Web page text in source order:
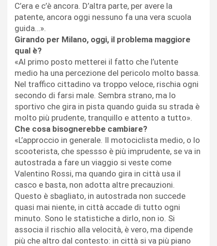
C’era e c’è ancora. D’altra parte, per avere la
patente, ancora oggi nessuno fa una vera scuola
guida…».
Girando per Milano, oggi, il problema maggiore
qual è?
«Al primo posto metterei il fatto che l’utente
medio ha una percezione del pericolo molto bassa.
Nel traffico cittadino va troppo veloce, rischia ogni
secondo di farsi male. Sembra strano, ma lo
sportivo che gira in pista quando guida su strada è
molto più prudente, tranquillo e attento a tutto».
Che cosa bisognerebbe cambiare?
«L’approccio in generale. Il motociclista medio, o lo
scooterista, che spessso è più imprudente, se va in
autostrada a fare un viaggio si veste come
Valentino Rossi, ma quando gira in città usa il
casco e basta, non adotta altre precauzioni.
Questo è sbagliato, in autostrada non succede
quasi mai niente, in città accade di tutto ogni
minuto. Sono le statistiche a dirlo, non io. Si
associa il rischio alla velocità, è vero, ma dipende
più che altro dal contesto: in città si va più piano